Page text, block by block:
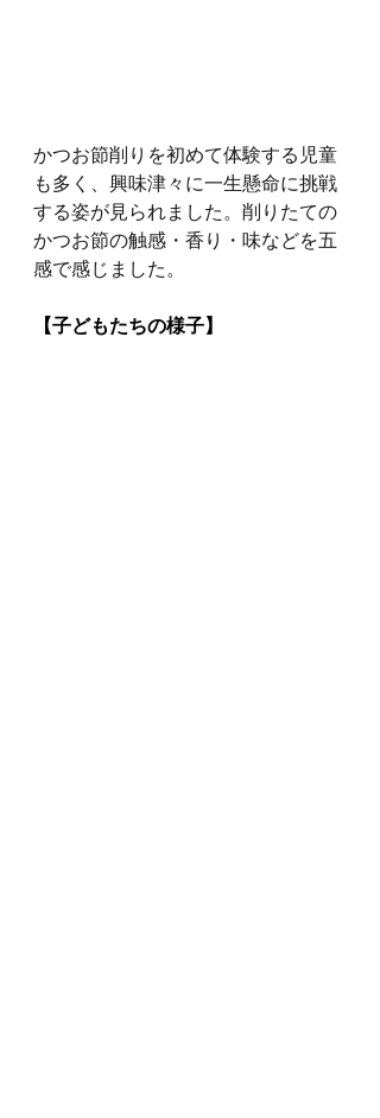
かつお節削りを初めて体験する児童
も多く、興味津々に一生懸命に挑戦
する姿が見られました。削りたての
かつお節の触感・香り・味などを五
感で感じました。
【子どもたちの様子】